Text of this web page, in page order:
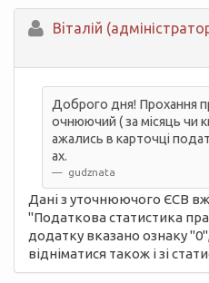
Вiталій
Доброго дня! Прохання
очнюючий ( за місяць чи
ажались в карточці
ах.
gudznata
Дані з уточнюючого ЄСВ
"Податкова статистика
додатку вказано ознаку
відніматися також і зі